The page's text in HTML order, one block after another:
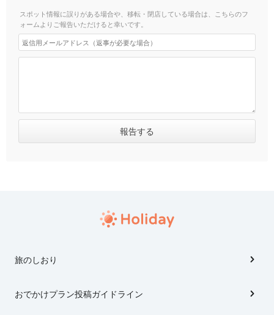
スポット情報に誤りがある場合や、移転・閉店している場合は、こちらのフ
ォームよりご報告いただけると幸いです。
旅のしおり
おでかけプラン投稿ガイドライン